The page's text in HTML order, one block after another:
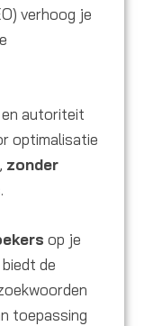
verhoog je
en autoriteit
optimalisatie
zonder
.
op je
de
toepassing